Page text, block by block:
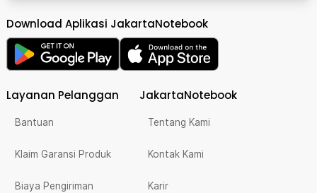
Download Aplikasi JakartaNotebook
Layanan Pelanggan
Bantuan
Klaim Garansi Produk
Biaya Pengiriman
JakartaNotebook
Tentang Kami
Kontak Kami
Karir